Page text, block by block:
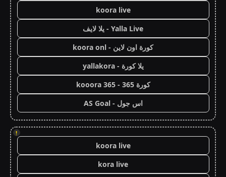
koora live
Yalla Live - يلا لايف
كورة اون لاين - koora onl
يلا كورة - yallakora
كورة 365 - kooora 365
اس جول - AS Goal
!
koora live
kora live